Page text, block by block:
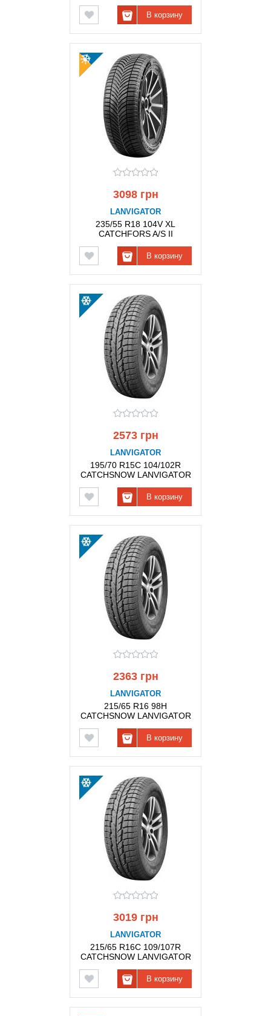
В корзину
3098 грн
LANVIGATOR
235/55 R18 104V XL
CATCHFORS A/S II
В корзину
2573 грн
LANVIGATOR
195/70 R15C 104/102R
CATCHSNOW LANVIGATOR
В корзину
2363 грн
LANVIGATOR
215/65 R16 98H
CATCHSNOW LANVIGATOR
В корзину
3019 грн
LANVIGATOR
215/65 R16C 109/107R
CATCHSNOW LANVIGATOR
В корзину